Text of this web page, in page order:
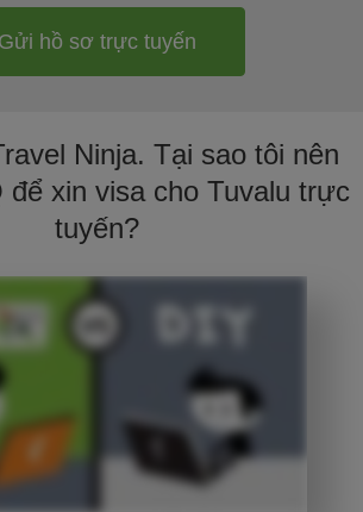
Gửi hồ sơ trực tuyến
Ninja. Tại sao tôi nên
để xin visa cho Tuvalu trực
tuyến?